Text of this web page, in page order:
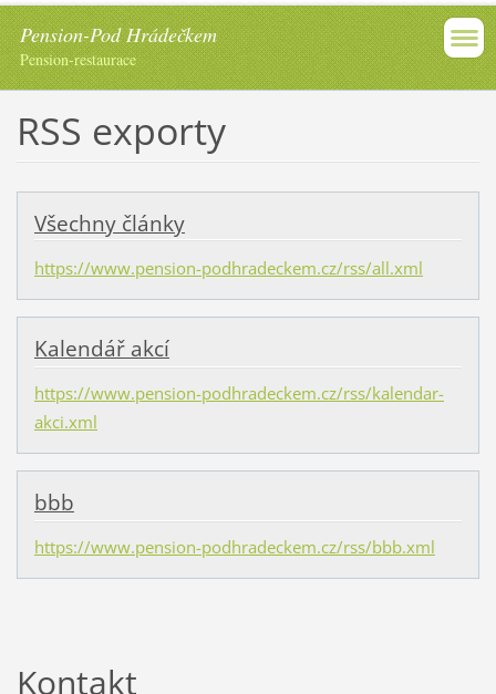
Pension-Pod Hrádečkem
Pension-restaurace
RSS exporty
Všechny články
https://www.pension-podhradeckem.cz/rss/all.xml
Kalendář akcí
https://www.pension-podhradeckem.cz/rss/kalendar-
akci.xml
bbb
https://www.pension-podhradeckem.cz/rss/bbb.xml
Kontakt